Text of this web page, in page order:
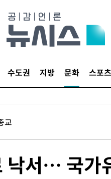
수도권 지방 문화 스포츠
교
낙서… 국가